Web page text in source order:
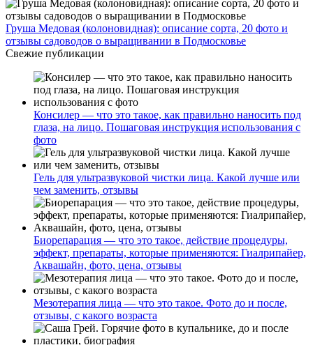
Груша Медовая (колоновидная): описание сорта, 20 фото и
отзывы садоводов о выращивании в Подмосковье
Свежие публикации
Консилер — что это такое, как правильно наносить под
глаза, на лицо. Пошаговая инструкция использования с
фото
Гель для ультразвуковой чистки лица. Какой лучше или
чем заменить, отзывы
Биорепарация — что это такое, действие процедуры,
эффект, препараты, которые применяются: Гиалрипайер,
Аквашайн, фото, цена, отзывы
Мезотерапия лица — что это такое. Фото до и после,
отзывы, с какого возраста